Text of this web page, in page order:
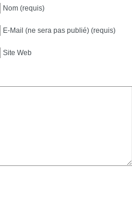
Nom (requis)
E-Mail (ne sera pas publié) (requis)
Site Web